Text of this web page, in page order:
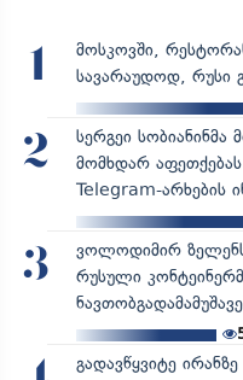
1
მოსკოვში,
სავარაუდოდ, რუსი
2
სერგეი სობიანინმა
მომხდარ
Telegram-არხების
3
ვოლოდიმირ
რუსული
გადავწყვიტე